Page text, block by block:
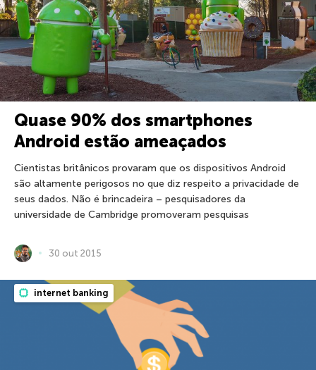
Quase 90% dos smartphones
Android estão ameaçados
Cientistas britânicos provaram que os dispositivos Android
são altamente perigosos no que diz respeito a privacidade de
seus dados. Não é brincadeira – pesquisadores da
universidade de Cambridge promoveram pesquisas
30 out 2015
internet banking